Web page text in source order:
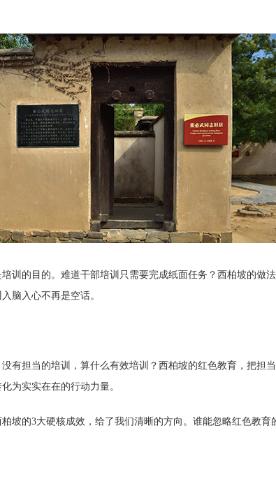
训的目的。难道干部培训只需要完成纸面任务？西柏坡的做
脑入心不再是空话。
有担当的培训，算什么有效培训？西柏坡的红色教育，把担
为实实在在的行动力量。
坡的3大硬核成效，给了我们清晰的方向。谁能忽略红色教